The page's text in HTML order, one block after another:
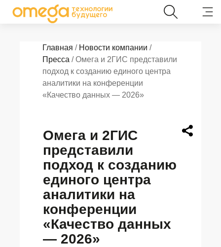
Главная / Новости компании /
Пресса / Омега и 2ГИС представили
подход к созданию единого центра
аналитики на конференции
«Качество данных — 2026»
Омега и 2ГИС
представили
подход к созданию
единого центра
аналитики на
конференции
«Качество данных
— 2026»